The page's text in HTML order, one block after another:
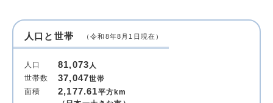
人口と世帯 （令和8年8月1日現在）
人口 81,073人
世帯数
37,047世帯
面積
2,177.61平方km